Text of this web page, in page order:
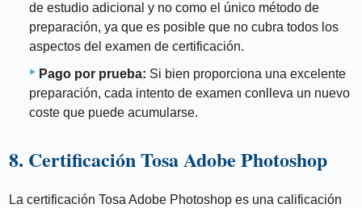
de estudio adicional y no como el único método de
preparación, ya que es posible que no cubra todos los
aspectos del examen de certificación.
Pago por prueba: Si bien proporciona una excelente
preparación, cada intento de examen conlleva un nuevo
coste que puede acumularse.
8. Certificación Tosa Adobe Photoshop
La certificación Tosa Adobe Photoshop es una calificación